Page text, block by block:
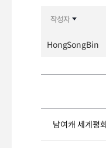
남여캐 세계평